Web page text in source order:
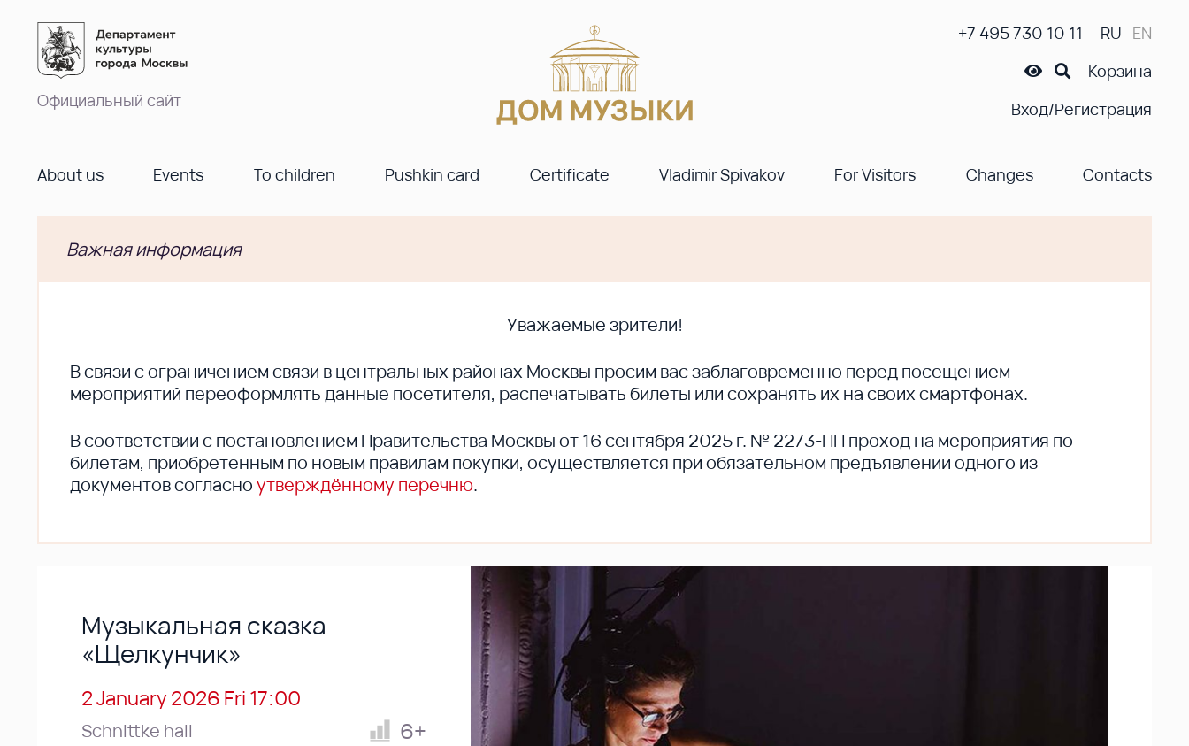
Официальный сайт
+7 495 730 10 11 RU EN
Корзина
Вход/Регистрация
About us Events To children Pushkin card Certificate Vladimir Spivakov For Visitors Changes Contacts
Важная информация
Уважаемые зрители!
В cвязи с ограничением связи в центральных районах Москвы просим вас заблаговременно перед посещением
мероприятий переоформлять данные посетителя, распечатывать билеты или сохранять их на своих смартфонах.
В соответствии с постановлением Правительства Москвы от 16 сентября 2025 г. № 2273-ПП проход на мероприятия по
билетам, приобретенным по новым правилам покупки, осуществляется при обязательном предъявлении одного из
документов согласноутверждённому перечню.
Музыкальная сказка
«Щелкунчик»
2 January 2026 Fri 17:00
Schnittke hall 6+